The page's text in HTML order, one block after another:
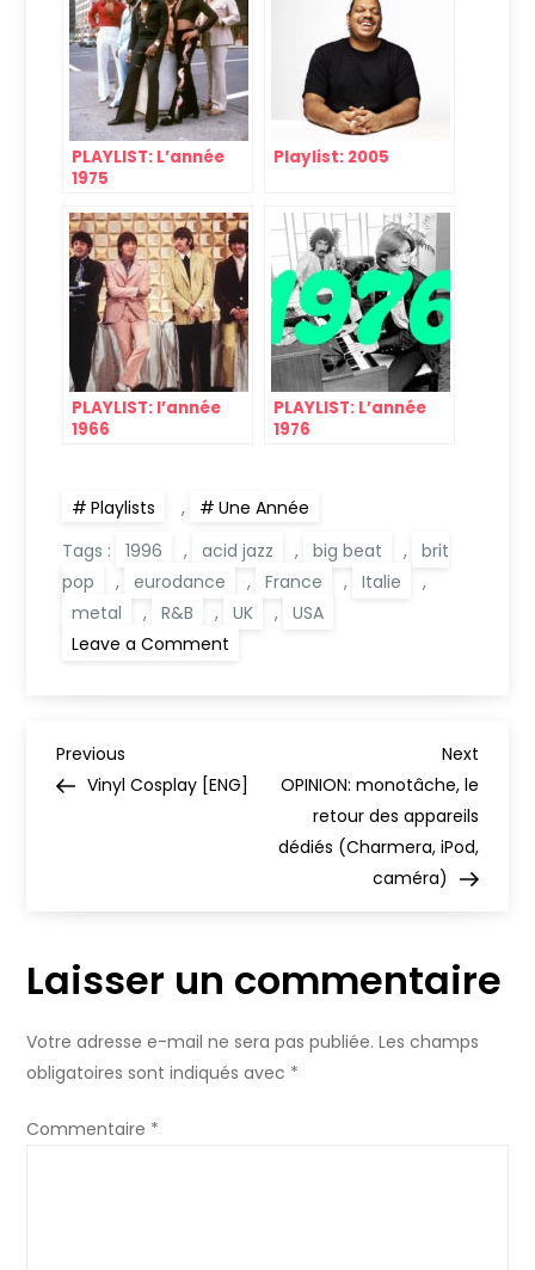
PLAYLIST: L’année
1975
Playlist: 2005
PLAYLIST: l’année
1966
PLAYLIST: L’année
1976
Playlists ,
Une Année
Tags :
1996 , acid jazz , big beat ,
brit
pop
, eurodance , France , Italie
,
metal
, R&B , UK ,
USA
Leave a Comment
N
g
a
t
Previous
Post
Previous
Vinyl Cosplay [ENG]
Next
Post
Next
OPINION: monotâche, le
retour des appareils
dédiés (Charmera, iPod,
caméra)
Laisser un commentaire
Votre adresse e-mail ne sera pas publiée. Les champs
obligatoires sont indiqués avec *
Commentaire *